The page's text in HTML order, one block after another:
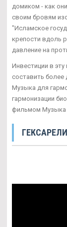
домиком - как
своим бровям
"Исламское
крепости вдоль
давление на
Инвестиции в
составить более
Музыка для
гармонизации
фильмом Музыка